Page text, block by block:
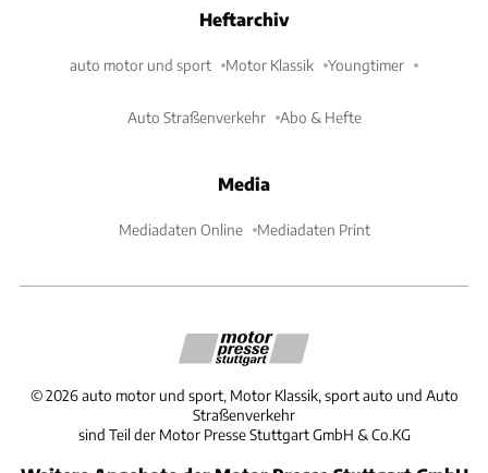
Heftarchiv
auto motor und sport Motor Klassik Youngtimer
Auto Straßenverkehr Abo & Hefte
Media
Mediadaten Online Mediadaten Print
©2026 auto motor und sport, Motor Klassik, sport auto und Auto
Straßenverkehr
sind Teil der Motor Presse Stuttgart GmbH & Co.KG